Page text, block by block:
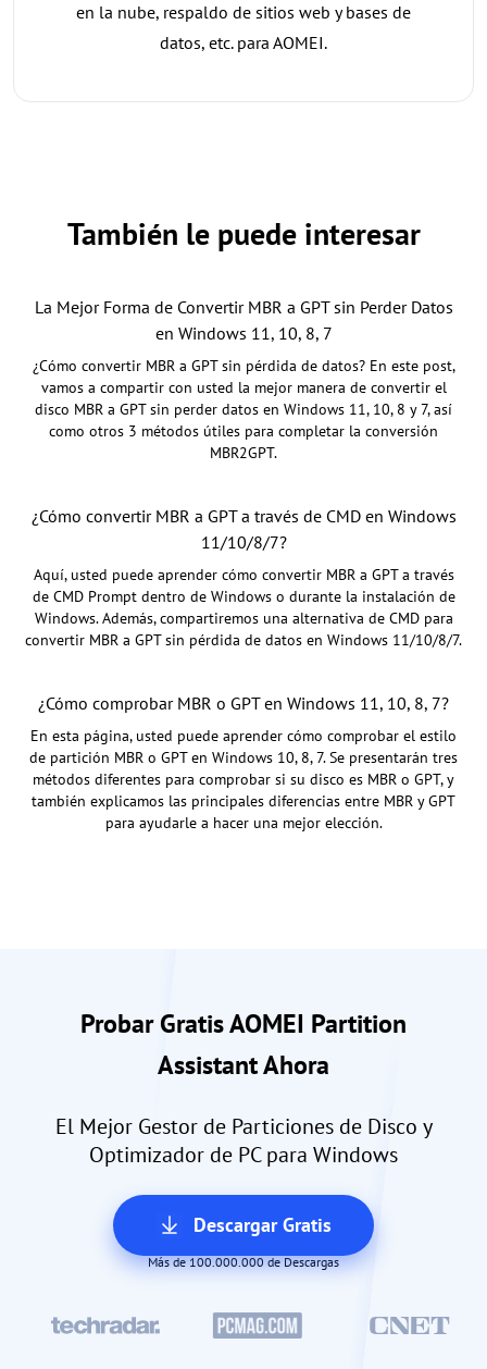
en la nube, respaldo de sitios web y bases de
datos, etc. para AOMEI.
También le puede interesar
La Mejor Forma de Convertir MBR a GPT sin Perder Datos
en Windows 11, 10, 8, 7
¿Cómo convertir MBR a GPT sin pérdida de datos? En este post,
vamos a compartir con usted la mejor manera de convertir el
disco MBR a GPT sin perder datos en Windows 11, 10, 8 y 7, así
como otros 3 métodos útiles para completar la conversión
MBR2GPT.
¿Cómo convertir MBR a GPT a través de CMD en Windows
11/10/8/7?
Aquí, usted puede aprender cómo convertir MBR a GPT a través
de CMD Prompt dentro de Windows o durante la instalación de
Windows. Además, compartiremos una alternativa de CMD para
convertir MBR a GPT sin pérdida de datos en Windows 11/10/8/7.
¿Cómo comprobar MBR o GPT en Windows 11, 10, 8, 7?
En esta página, usted puede aprender cómo comprobar el estilo
de partición MBR o GPT en Windows 10, 8, 7. Se presentarán tres
métodos diferentes para comprobar si su disco es MBR o GPT, y
también explicamos las principales diferencias entre MBR y GPT
para ayudarle a hacer una mejor elección.
Probar Gratis AOMEI Partition
Assistant Ahora
El Mejor Gestor de Particiones de Disco y
Optimizador de PC para Windows
Descargar Gratis
Más de 100.000.000 de Descargas